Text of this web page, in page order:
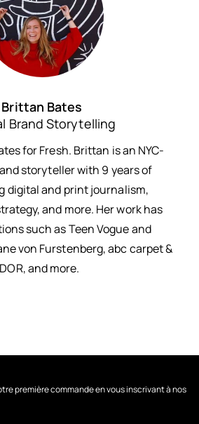
Brittan Bates
Brand Storytelling
for Fresh. Brittan is an NYC-
storyteller with 9 years of
digital and print journalism,
and more. Her work has
such as Teen Vogue and
von Furstenberg, abc carpet &
and more.
première commande en vous inscrivant à nos